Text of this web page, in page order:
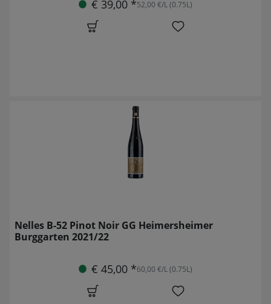
€ 39,00 *52,00 €/L (0.75L)
Nelles B-52 Pinot Noir GG Heimersheimer
Burggarten 2021/22
€ 45,00 *60,00 €/L (0.75L)